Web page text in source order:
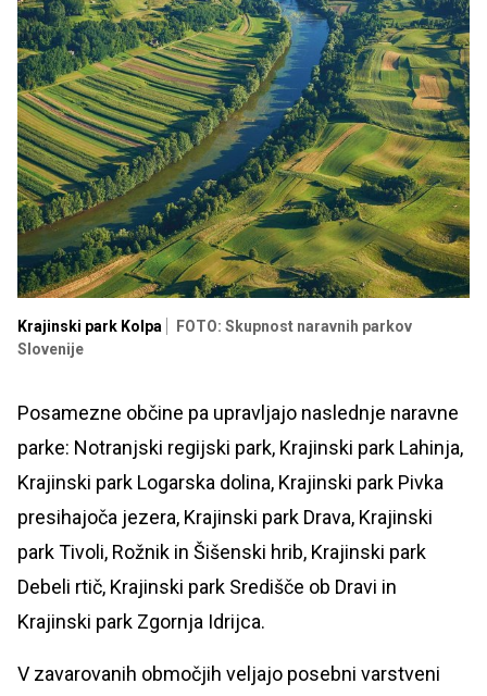
Krajinski park Kolpa
FOTO: Skupnost naravnih parkov
Slovenije
Posamezne občine pa upravljajo naslednje naravne
parke: Notranjski regijski park, Krajinski park Lahinja,
Krajinski park Logarska dolina, Krajinski park Pivka
presihajoča jezera, Krajinski park Drava, Krajinski
park Tivoli, Rožnik in Šišenski hrib, Krajinski park
Debeli rtič, Krajinski park Središče ob Dravi in
Krajinski park Zgornja Idrijca.
V zavarovanih območjih veljajo posebni varstveni